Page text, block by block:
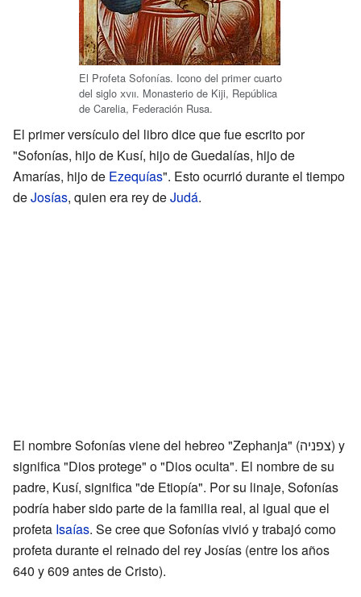
El Profeta Sofonías. Icono del primer cuarto
del siglo xvii. Monasterio de Kiji, República
de Carelia, Federación Rusa.
El primer versículo del libro dice que fue escrito por
"Sofonías, hijo de Kusí, hijo de Guedalías, hijo de
Amarías, hijo de Ezequías". Esto ocurrió durante el tiempo
deJosías, quien era rey deJudá.
El nombre Sofonías viene del hebreo "Zephanja" (צפניה) y
significa "Dios protege" o "Dios oculta". El nombre de su
padre, Kusí, significa "de Etiopía". Por su linaje, Sofonías
podría haber sido parte de la familia real, al igual que el
profeta Isaías. Se cree que Sofonías vivió y trabajó como
profeta durante el reinado del rey Josías (entre los años
640 y 609 antes de Cristo).